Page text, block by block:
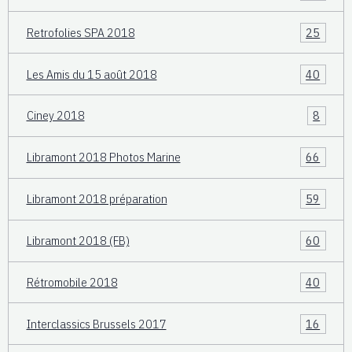
Retrofolies SPA 2018 25
Les Amis du 15 août 2018 40
Ciney 2018 8
Libramont 2018 Photos Marine 66
Libramont 2018 préparation 59
Libramont 2018 (FB) 60
Rétromobile 2018 40
Interclassics Brussels 2017 16